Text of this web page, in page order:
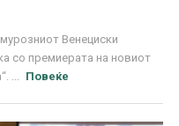
Венециски
со премиерата на новиот
...
Повеќе